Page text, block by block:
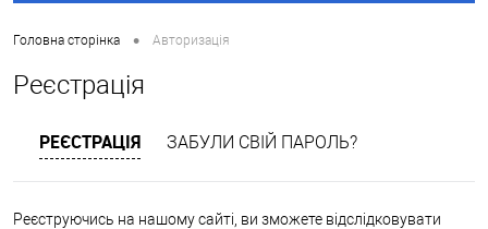
Головна сторінка • Авторизація
Реєстрація
РЕЄСТРАЦІЯ ЗАБУЛИ СВІЙ ПАРОЛЬ?
Реєструючись на нашому сайті, ви зможете відслідковувати